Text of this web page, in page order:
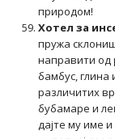
природом!
Хотел за
пружа
направити од
бамбус, глина
различитих
бубамаре и
дајте му име